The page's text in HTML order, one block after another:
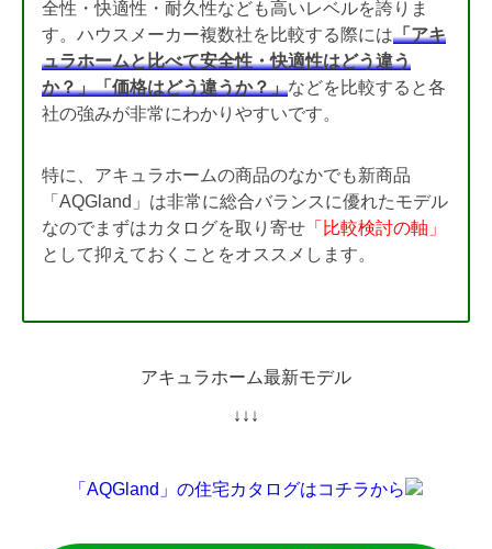
全性・快適性・耐久性なども高いレベルを誇りま
す。ハウスメーカー複数社を比較する際には「アキ
ュラホームと比べて安全性・快適性はどう違う
か？」「価格はどう違うか？」などを比較すると各
社の強みが非常にわかりやすいです。
特に、アキュラホームの商品のなかでも新商品
「AQGland」は非常に総合バランスに優れたモデル
なのでまずはカタログを取り寄せ 「比較検討の軸」
として抑えておくことをオススメします。
アキュラホーム最新モデル
↓↓↓
「AQGland」の住宅カタログはコチラから